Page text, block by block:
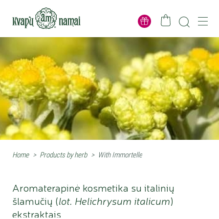
Home > Products by herb > With Immortelle
Aromaterapinė kosmetika su italinių
šlamučių (lot. Helichrysum italicum)
ekstraktais